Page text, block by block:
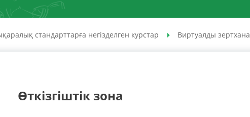
стандарттарға негізделген курстар Виртуалды зертхана
Өткізгіштік зона